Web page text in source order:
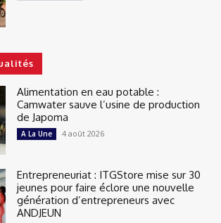
Alimentation en eau potable :
Camwater sauve l’usine de production
de Japoma
A La Une 4 août 2026
Entrepreneuriat : ITGStore mise sur 30
jeunes pour faire éclore une nouvelle
génération d’entrepreneurs avec
ANDJEUN